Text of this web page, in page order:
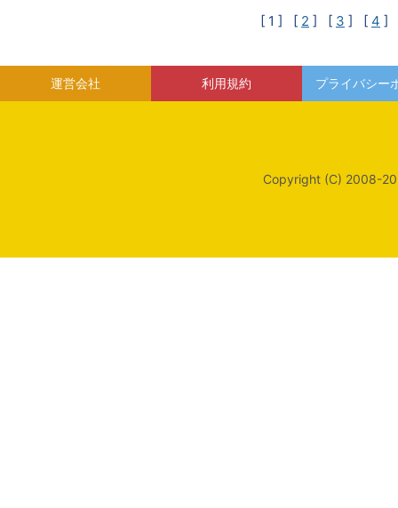
[ 1 ] [ 2 ] [ 3 ] [ 4 ]
運営会社 利用規約 プライバシー
Copyright (C) 2008-